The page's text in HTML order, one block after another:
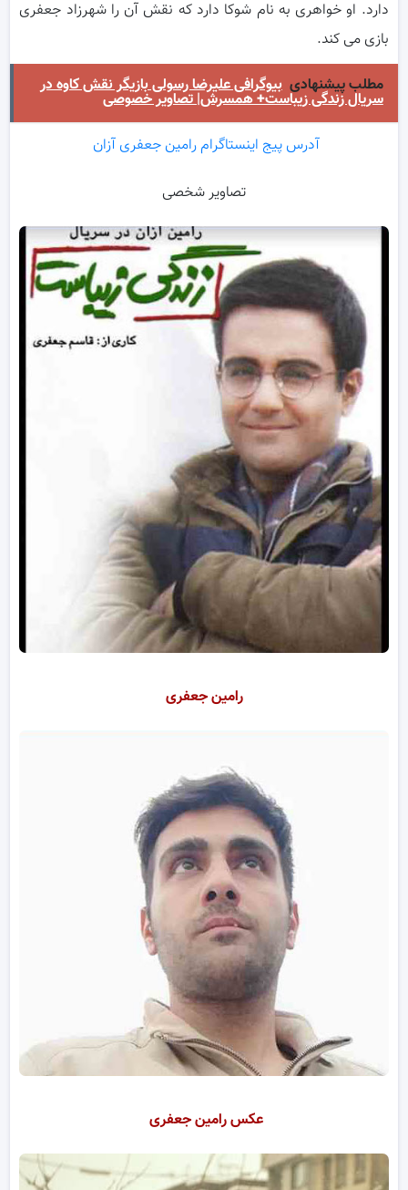
دارد. او خواهری به نام شوکا دارد که نقش آن را شهرزاد جعفری
بازی می کند.
مطلب پیشنهادی بیوگرافی علیرضا رسولی بازیگر نقش کاوه در
سریال زندگی زیباست+ همسرش| تصاویر خصوصی
آدرس پیج اینستاگرام رامین جعفری آزان
تصاویر شخصی
رامین جعفری
عکس رامین جعفری